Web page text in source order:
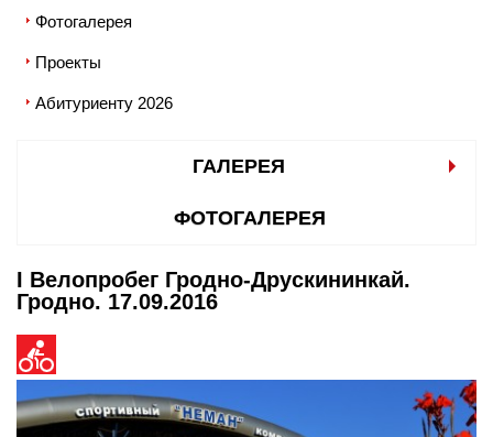
Фотогалерея
Проекты
Абитуриенту 2026
ГАЛЕРЕЯ
ФОТОГАЛЕРЕЯ
I Велопробег Гродно-Друскининкай.
Гродно. 17.09.2016